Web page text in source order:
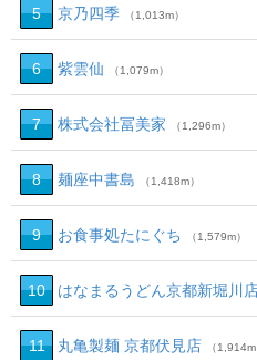
5 京乃四季 （1,013m）
6 紫雲仙 （1,079m）
7 株式会社冨美家 （1,296m）
8 麺座中書島 （1,418m）
9 お食事処たにぐち （1,579m）
10 はなまるうどん京都新堀川
11 丸亀製麺 京都伏見店 （1,914m